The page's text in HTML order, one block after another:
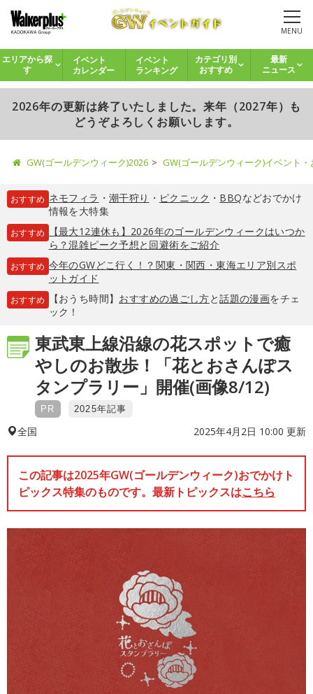
MENU
エリアから探
す
イベント
カレンダー
イベント
ランキング
カテゴリ別
おすすめ
最新
ニュース
2026年の更新は終了いたしました。来年（2027年）も
どうぞよろしくお願いします。
GW(ゴールデンウィーク)2026 GW(ゴールデンウィーク)イベント
おすすめ ネモフィラ ・ 潮干狩り ・ ピクニック ・ BBQなどおでかけ
情報を大特集
おすすめ
【最大12連休も】2026年のゴールデンウィークはいつか
ら？混雑ピーク予想と回避術をご紹介
おすすめ 今年のGWどこ行く！？関東・関西・東海エリア別スポ
ットガイド
おすすめ 【おうち時間】 おすすめの過ごし方と話題の漫画をチェ
ック！
東武東上線沿線の花スポットで癒
やしのお散歩！「花とおさんぽス
タンプラリー」開催(画像8/12)
PR 2025年記事
全国 2025年4月2日 10:00 更新
この記事は2025年GW(ゴールデンウィーク)おでかけト
ピックス特集のものです。最新トピックスはこちら